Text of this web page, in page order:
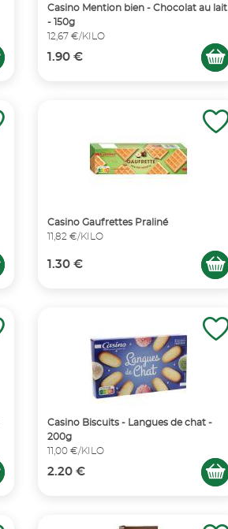
Casino Mention bien - Chocolat au lait
- 150g
12,67 €/KILO
1.90 €
Casino Gaufrettes Praliné
11,82 €/KILO
1.30 €
Casino Biscuits - Langues de chat -
200g
11,00 €/KILO
2.20 €